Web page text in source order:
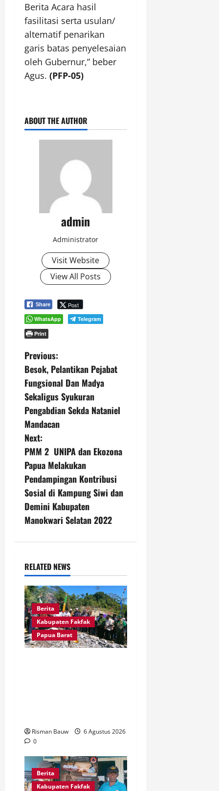
Berita Acara hasil
fasilitasi serta usulan/
altematif penarikan
garis batas penyelesaian
oleh Gubernur,” beber
Agus. (PFP-05)
ABOUT THE AUTHOR
admin
Administrator
Visit Website
View All Posts
Share Post
WhatsApp
Telegram
Print
P
o
s
t
n
a
v
i
g
t
i
o
n
Previous:
Besok, Pelantikan Pejabat
Fungsional Dan Madya
Sekaligus Syukuran
Pengabdian Sekda Nataniel
Mandacan
Next:
PMM 2 UNIPA dan Ekozona
Papua Melakukan
Pendampingan Kontribusi
Sosial di Kampung Siwi dan
Demini Kabupaten
Manokwari Selatan 2022
RELATED NEWS
Berita
Kabupaten Fakfak
Papua Barat
Risman Bauw
6 Agustus 2026
0
Berita
Kabupaten Fakfak